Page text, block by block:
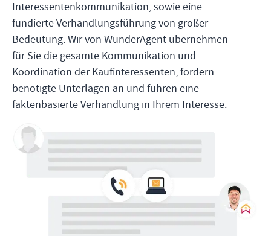
Interessentenkommunikation, sowie eine
fundierte Verhandlungsführung von großer
Bedeutung. Wir von WunderAgent übernehmen
für Sie die gesamte Kommunikation und
Koordination der Kaufinteressenten, fordern
benötigte Unterlagen an und führen eine
faktenbasierte Verhandlung in Ihrem Interesse.